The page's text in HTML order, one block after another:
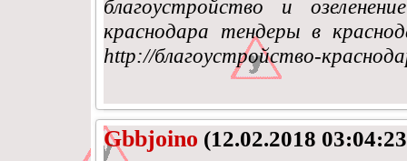
благоустройство и
краснодара тендеры в
http://благоустройство-
Gbbjoino (12.02.2018